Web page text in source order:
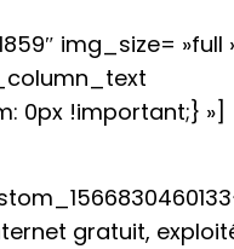
img_size= »full
0px !important;} »]
gratuit,